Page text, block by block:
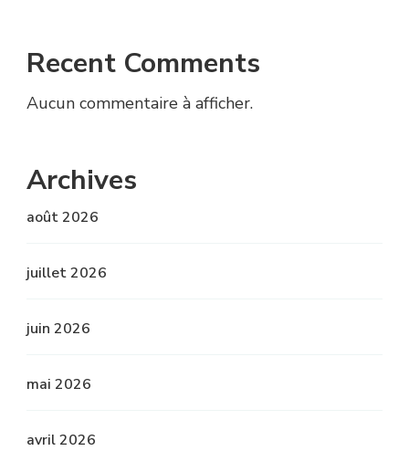
Recent Comments
Aucun commentaire à afficher.
Archives
août 2026
juillet 2026
juin 2026
mai 2026
avril 2026